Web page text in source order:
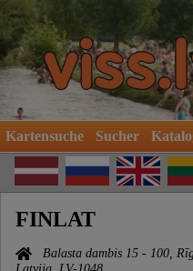
Kartensuche Sucher
FINLAT
Balasta dambis 15 - 100,